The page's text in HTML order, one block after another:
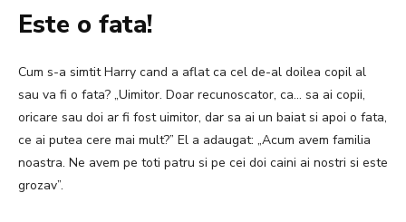
Este o fata!
Cum s-a simtit Harry cand a aflat ca cel de-al doilea copil al
sau va fi o fata? „Uimitor. Doar recunoscator, ca… sa ai copii,
oricare sau doi ar fi fost uimitor, dar sa ai un baiat si apoi o fata,
ce ai putea cere mai mult?” El a adaugat: „Acum avem familia
noastra. Ne avem pe toti patru si pe cei doi caini ai nostri si este
grozav”.